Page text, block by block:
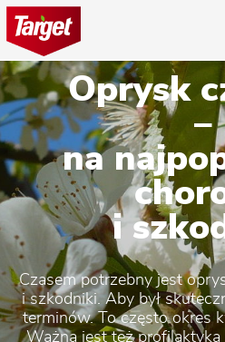
Oprysk
–
na
i
Czasem potrzebny jest
i szkodniki. Aby był
terminów. To często okres
Ważna jest też